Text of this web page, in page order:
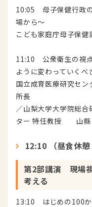
10:05 母子保健行政
場から～
こども家庭庁母子
11:10 公衆衛生の視
ように変わっていくべ
国立成育医療研究セ
所長
／山梨大学大学院総
ター 特任教授 山
12:10 （昼食休憩
第2部講演 現場
考える
13:10 はじめの100か